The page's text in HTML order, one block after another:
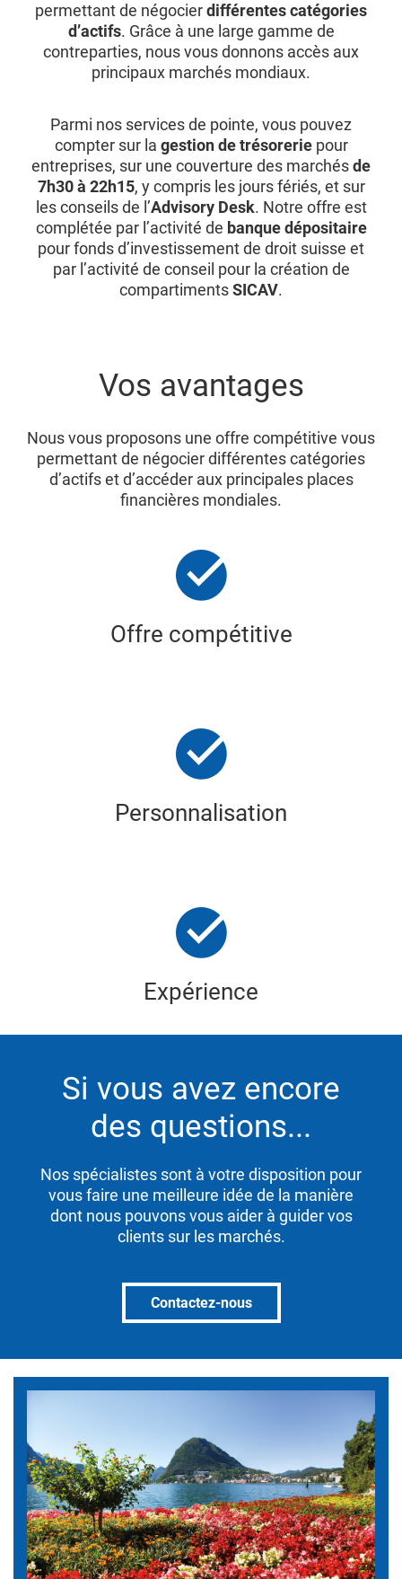
permettant de négocierdifférentes catégories
d’actifs. Grâce à une large gamme de
contreparties, nous vous donnons accès aux
principaux marchés mondiaux.
Parmi nos services de pointe, vous pouvez
compter sur la gestion de trésoreriepour
entreprises, sur une couverture des marchésde
7h30 à 22h15, y compris les jours fériés, et sur
les conseils de l’Advisory Desk. Notre offre est
complétée par l’activité de banque dépositaire
pour fonds d’investissement de droit suisse et
par l’activité de conseil pour la création de
compartimentsSICAV.
Vos avantages
Nous vous proposons une offre compétitive vous
permettant de négocier différentes catégories
d’actifs et d’accéder aux principales places
financières mondiales.
Offre compétitive
Personnalisation
Expérience
Si vous avez encore
des questions...
Nos spécialistes sont à votre disposition pour
vous faire une meilleure idée de la manière
dont nous pouvons vous aider à guider vos
clients sur les marchés.
Contactez-nous